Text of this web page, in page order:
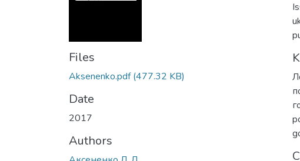
Files
Аksenenko.pdf(477.32 KB)
Date
2017
Authors